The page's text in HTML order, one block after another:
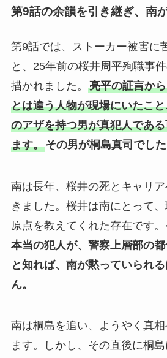
第9話の余韻を引き継ぎ、南
第9話では、ストーカー被害に
と、25年前の桜井周平殉職事
描かれました。 亮平の証言か
とは違う人物が現場にいたこ
のアザを持つ男が真犯人であ
ます。その男が桐島真司でした
南は長年、桜井の死とキャリ
きました。桜井は南にとって
原点を教えてくれた存在です。
本当の犯人が、警察上層部の
と知れば、南が黙っていられ
ん。
南は桐島を追い、ようやく真
ます。しかし、その直後に桐